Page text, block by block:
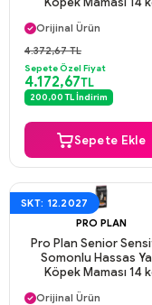
Aynı Gün Kargo
Orijinal Ürün
Güvenli Ödeme
Aynı Gün Kargo
4.372,67 TL
Sepete Özel Fiyat
4.172,67TL
200,00 TL İndirim
Sepete Ekle
SKT: 12.2027
PRO PLAN
Pro Plan Senior
Somonlu Hassas
Köpek Maması 14
Aynı Gün Kargo
Orijinal Ürün